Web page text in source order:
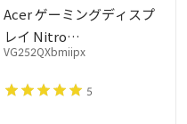
Acer ゲーミングディスプ
レイ Nitro
VG252QXbmiipx 24.5型ワ
イド IPS 非光沢 フルHD
VG252QXbmiipx
5